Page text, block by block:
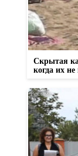
Скрытая
когда их не